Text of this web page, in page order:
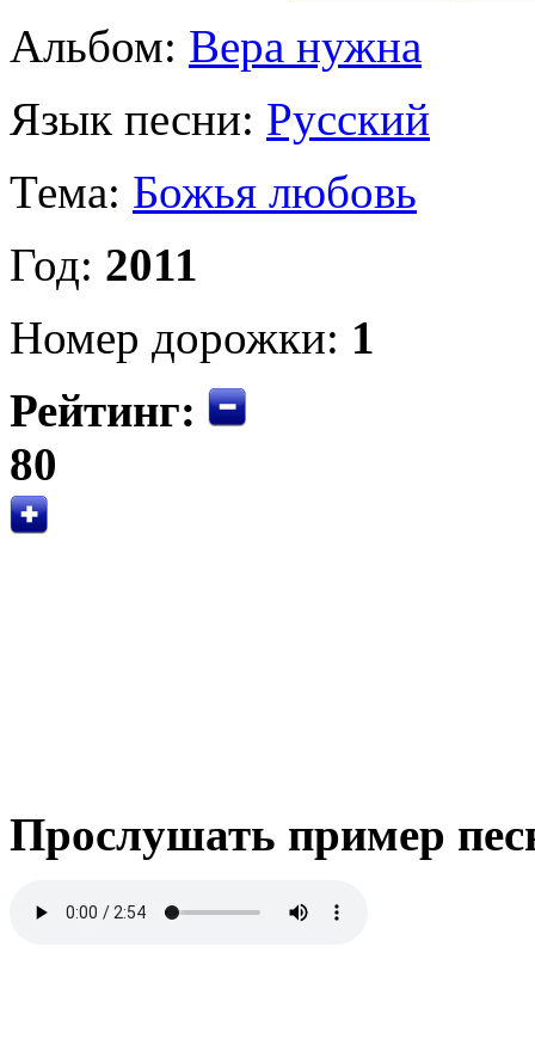
Альбом: Вера нужна
Язык песни: Русский
Тема: Божья любовь
Год: 2011
Номер дорожки: 1
Рейтинг:
80
Прослушать пример